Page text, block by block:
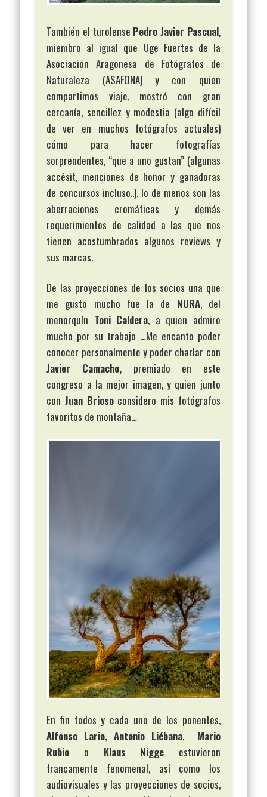
También el turolense Pedro Javier Pascual,
miembro al igual que Uge Fuertes de la
Asociación Aragonesa de Fotógrafos de
Naturaleza (ASAFONA) y con quien
compartimos viaje, mostró con gran
cercanía, sencillez y modestia (algo difícil
de ver en muchos fotógrafos actuales)
cómo para hacer fotografías
sorprendentes, “que a uno gustan” (algunas
accésit, menciones de honor y ganadoras
de concursos incluso..), lo de menos son las
aberraciones cromáticas y demás
requerimientos de calidad a las que nos
tienen acostumbrados algunos reviews y
sus marcas.
De las proyecciones de los socios una que
me gustó mucho fue la de NURA, del
menorquín Toni Caldera, a quien admiro
mucho por su trabajo …Me encanto poder
conocer personalmente y poder charlar con
Javier Camacho,premiado en este
congreso a la mejor imagen, y quien junto
con Juan Briosoconsidero mis fotógrafos
favoritos de montaña…
En fin todos y cada uno de los ponentes,
Alfonso Lario, Antonio Liébana, Mario
Rubio o Klaus Nigge estuvieron
francamente fenomenal, así como los
audiovisuales y las proyecciones de socios,